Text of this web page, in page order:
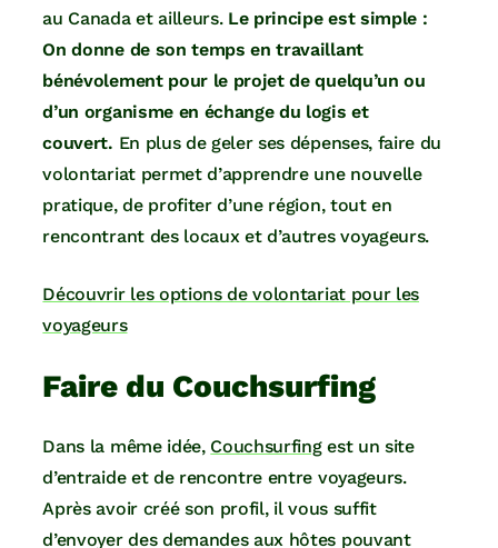
au Canada et ailleurs. Le principe est simple :
On donne de son temps en travaillant
bénévolement pour le projet de quelqu’un ou
d’un organisme en échange du logis et
couvert. En plus de geler ses dépenses, faire du
volontariat permet d’apprendre une nouvelle
pratique, de profiter d’une région, tout en
rencontrant des locaux et d’autres voyageurs.
Découvrir les options de volontariat pour les
voyageurs
Faire du Couchsurfing
Dans la même idée, Couchsurfingest un site
d’entraide et de rencontre entre voyageurs.
Après avoir créé son profil, il vous suffit
d’envoyer des demandes aux hôtes pouvant